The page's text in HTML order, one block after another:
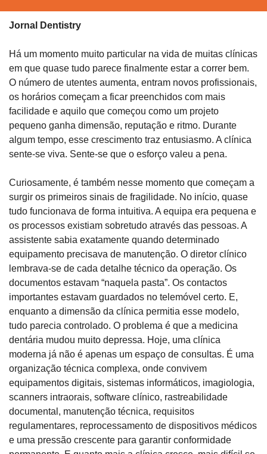
Jornal Dentistry
Há um momento muito particular na vida de muitas clínicas
em que quase tudo parece finalmente estar a correr bem.
O número de utentes aumenta, entram novos profissionais,
os horários começam a ficar preenchidos com mais
facilidade e aquilo que começou como um projeto
pequeno ganha dimensão, reputação e ritmo. Durante
algum tempo, esse crescimento traz entusiasmo. A clínica
sente-se viva. Sente-se que o esforço valeu a pena.
Curiosamente, é também nesse momento que começam a
surgir os primeiros sinais de fragilidade. No início, quase
tudo funcionava de forma intuitiva. A equipa era pequena e
os processos existiam sobretudo através das pessoas. A
assistente sabia exatamente quando determinado
equipamento precisava de manutenção. O diretor clínico
lembrava-se de cada detalhe técnico da operação. Os
documentos estavam “naquela pasta”. Os contactos
importantes estavam guardados no telemóvel certo. E,
enquanto a dimensão da clínica permitia esse modelo,
tudo parecia controlado. O problema é que a medicina
dentária mudou muito depressa. Hoje, uma clínica
moderna já não é apenas um espaço de consultas. É uma
organização técnica complexa, onde convivem
equipamentos digitais, sistemas informáticos, imagiologia,
scanners intraorais, software clínico, rastreabilidade
documental, manutenção técnica, requisitos
regulamentares, reprocessamento de dispositivos médicos
e uma pressão crescente para garantir conformidade